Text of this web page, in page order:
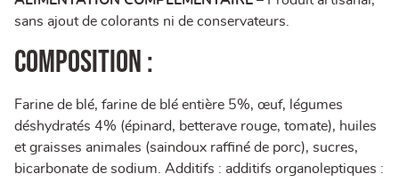
sans ajout de colorants ni de conservateurs.
COMPOSITION:
Farine de blé, farine de blé entière 5%, œuf, légumes
déshydratés 4% (épinard, betterave rouge, tomate), huiles
et graisses animales (saindoux raffiné de porc), sucres,
bicarbonate de sodium. Additifs : additifs organoleptiques :